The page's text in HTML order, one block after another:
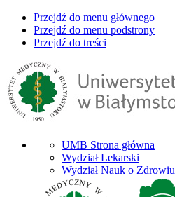
Przejdź do menu głównego
Przejdź do menu podstrony
Przejdź do treści
UMB Strona główna
Wydział Lekarski
Wydział Nauk o Zdrowiu